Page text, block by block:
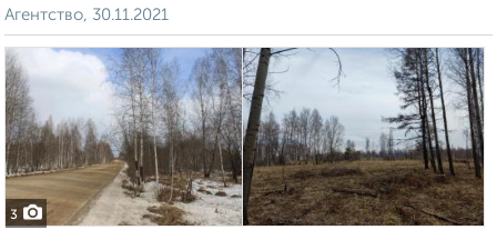
Агентство, 30.11.2021
3